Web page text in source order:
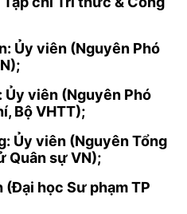
Ủy viên (Nguyên Phó
Ủy viên (Nguyên Phó
Bộ VHTT);
Ủy viên (Nguyên Tổng
Quân sự VN);
(Đại học Sư phạm TP